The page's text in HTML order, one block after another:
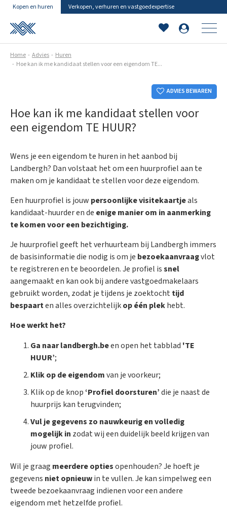
Kopen en huren Verkopen, verhuren en vastgoedexpertise
Home Advies
Huren
Hoe kan ik me kandidaat stellen voor een eigendom TE...
Hoe kan ik me kandidaat stellen voor
een eigendom TE HUUR?
ADVIES BEWAREN
Wens je een eigendom te huren in het aanbod bij
Landbergh? Dan volstaat het om een huurprofiel aan te
maken om je kandidaat te stellen voor deze eigendom.
Een huurprofiel is jouw persoonlijke visitekaartjeals
kandidaat-huurder en de enige manier om in aanmerking
te komen voor een bezichtiging.
Je huurprofiel geeft het verhuurteam bij Landbergh immers
de basisinformatie die nodig is om je bezoekaanvraagvlot
te registreren en te beoordelen. Je profiel issnel
aangemaakt en kan ook bij andere vastgoedmakelaars
gebruikt worden, zodat je tijdens je zoektocht tijd
bespaarten alles overzichtelijkop één plekhebt.
Hoe werkt het?
Ga naar landbergh.been open het tabblad 'TE
HUUR’;
Klik op de eigendomvan je voorkeur;
Klik op de knop‘Profiel doorsturen’die je naast de
huurprijs kan terugvinden;
Vul je gegevens zo nauwkeurig en volledig
mogelijk in zodat wij een duidelijk beeld krijgen van
jouw profiel.
Wil je graag meerdere optiesopenhouden? Je hoeft je
gegevens niet opnieuwin te vullen. Je kan simpelweg een
tweede bezoekaanvraag indienen voor een andere
eigendom met hetzelfde profiel.